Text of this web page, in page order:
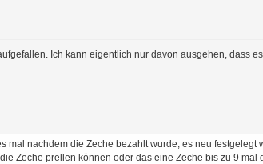
Ich kann eigentlich nur davon ausgehen, dass
mal nachdem die Zeche bezahlt wurde, es neu
Zeche prellen können oder das eine Zeche bis zu 9 mal